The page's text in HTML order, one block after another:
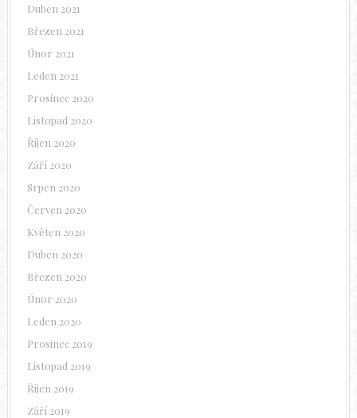
Duben 2021
Březen 2021
Únor 2021
Leden 2021
Prosinec 2020
Listopad 2020
Říjen 2020
Září 2020
Srpen 2020
Červen 2020
Květen 2020
Duben 2020
Březen 2020
Únor 2020
Leden 2020
Prosinec 2019
Listopad 2019
Říjen 2019
Září 2019